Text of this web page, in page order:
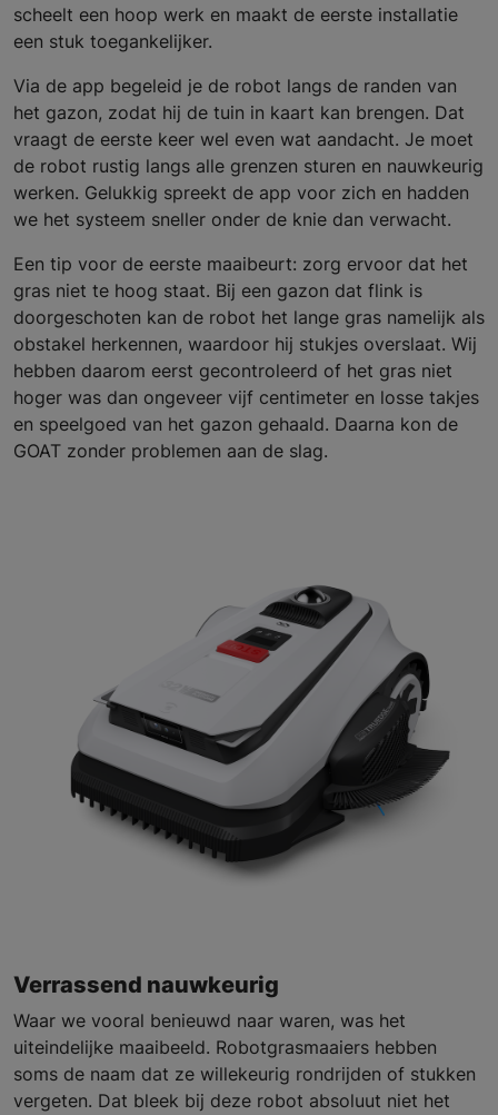
scheelt een hoop werk en maakt de eerste installatie
een stuk toegankelijker.
Via de app begeleid je de robot langs de randen van
het gazon, zodat hij de tuin in kaart kan brengen. Dat
vraagt de eerste keer wel even wat aandacht. Je moet
de robot rustig langs alle grenzen sturen en nauwkeurig
werken. Gelukkig spreekt de app voor zich en hadden
we het systeem sneller onder de knie dan verwacht.
Een tip voor de eerste maaibeurt: zorg ervoor dat het
gras niet te hoog staat. Bij een gazon dat flink is
doorgeschoten kan de robot het lange gras namelijk als
obstakel herkennen, waardoor hij stukjes overslaat. Wij
hebben daarom eerst gecontroleerd of het gras niet
hoger was dan ongeveer vijf centimeter en losse takjes
en speelgoed van het gazon gehaald. Daarna kon de
GOAT zonder problemen aan de slag.
Verrassend nauwkeurig
Waar we vooral benieuwd naar waren, was het
uiteindelijke maaibeeld. Robotgrasmaaiers hebben
soms de naam dat ze willekeurig rondrijden of stukken
vergeten. Dat bleek bij deze robot absoluut niet het